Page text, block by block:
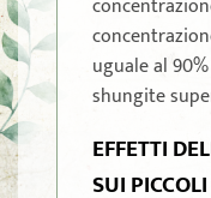
uguale al
shungite
EFFETTI
SUI PICCOLI